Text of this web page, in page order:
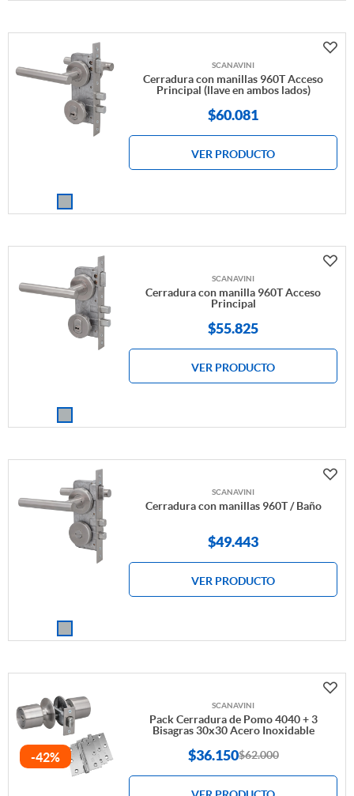
SCANAVINI
Cerradura con manillas 960T Acceso
Principal (llave en ambos lados)
$60.081
VER PRODUCTO
SCANAVINI
Cerradura con manilla 960T Acceso
Principal
$55.825
VER PRODUCTO
SCANAVINI
Cerradura con manillas 960T / Baño
$49.443
VER PRODUCTO
-42%
SCANAVINI
Pack Cerradura de Pomo 4040 + 3
Bisagras 30x30 Acero Inoxidable
$36.150$62.000